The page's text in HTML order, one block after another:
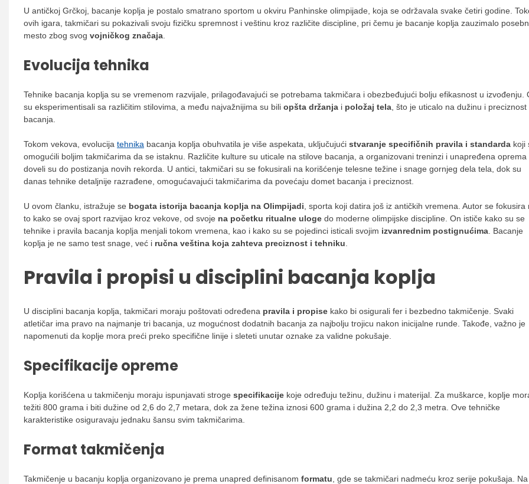
U antičkoj Grčkoj, bacanje koplja je postalo smatrano sportom u okviru Panhinske olimpijade, koja se održavala svake četiri godine.
ovih igara, takmičari su pokazivali svoju fizičku spremnost i veštinu kroz različite discipline, pri čemu je bacanje koplja zauzimalo
mesto zbog svog vojničkog značaja
Evolucija tehnika
Tehnike bacanja koplja su se vremenom razvijale, prilagođavajući se potrebama takmičara i obezbeđujući bolju efikasnost u izvođenju.
su eksperimentisali sa različitim stilovima, a među najvažnijima su bili opšta držanja i položaj tela , što je uticalo na dužinu i preciznost
bacanja.
Tokom vekova, evolucija tehnika bacanja koplja obuhvatila je više aspekata, uključujući stvaranje specifičnih pravila i standarda koji
omogućili boljim takmičarima da se istaknu. Različite kulture su uticale na stilove bacanja, a organizovani treninzi i unapređena oprema
doveli su do postizanja novih rekorda. U antici, takmičari su se fokusirali na korišćenje telesne težine i snage gornjeg dela tela, dok su
danas tehnike detaljnije razrađene, omogućavajući takmičarima da povećaju domet bacanja i preciznost.
U ovom članku, istražuje se bogata istorija bacanja koplja na Olimpijadi , sporta koji datira još iz antičkih vremena. Autor se fokusira
to kako se ovaj sport razvijao kroz vekove, od svoje na početku ritualne uloge do moderne olimpijske discipline. On ističe kako su se
tehnike i pravila bacanja koplja menjali tokom vremena, kao i kako su se pojedinci isticali svojim izvanrednim postignućima . Bacanje
koplja je ne samo test snage, već i ručna veština koja zahteva preciznost i tehniku
Pravila i propisi u disciplini bacanja koplja
U disciplini bacanja koplja, takmičari moraju poštovati određena pravila i propise kako bi osigurali fer i bezbedno takmičenje. Svaki
atletičar ima pravo na najmanje tri bacanja, uz mogućnost dodatnih bacanja za najbolju trojicu nakon inicijalne runde. Takođe, važno je
napomenuti da koplje mora preći preko specifične linije i sleteti unutar oznake za validne pokušaje.
Specifikacije opreme
Koplja korišćena u takmičenju moraju ispunjavati stroge specifikacije koje određuju težinu, dužinu i materijal. Za muškarce, koplje
težiti 800 grama i biti dužine od 2,6 do 2,7 metara, dok za žene težina iznosi 600 grama i dužina 2,2 do 2,3 metra. Ove tehničke
karakteristike osiguravaju jednaku šansu svim takmičarima.
Format takmičenja
Takmičenje u bacanju koplja organizovano je prema unapred definisanom formatu , gde se takmičari nadmeću kroz serije pokušaja. Na